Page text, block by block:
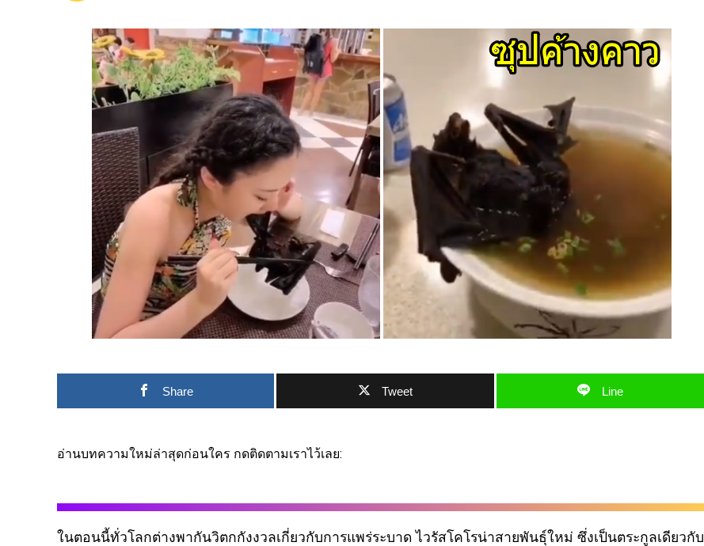
Share Tweet Line
อ่านบทความใหม่ล่าสุดก่อนใคร กดติดตามเราไว้เลย:
ในตอนนี้ทั่วโลกต่างพากันวิตกกังงวลเกี่ยวกับการแพร่ระบาด ไวรัสโคโรน่าสายพันธุ์ใหม่ ซึ่งเป็นตระกูลเดียวกับ